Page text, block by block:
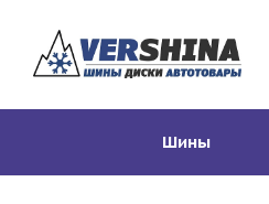
Шины